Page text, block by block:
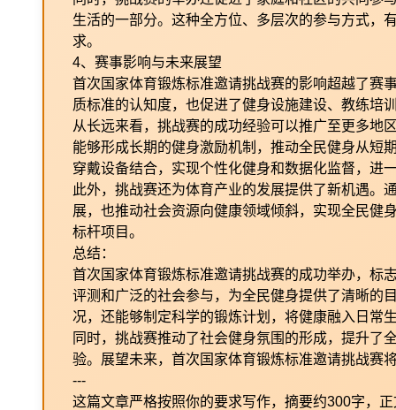
生活的一部分。这种全方位、多层次的参与方式，
求。
4、赛事影响与未来展望
首次国家体育锻炼标准邀请挑战赛的影响超越了赛
质标准的认知度，也促进了健身设施建设、教练培
从长远来看，挑战赛的成功经验可以推广至更多地
能够形成长期的健身激励机制，推动全民健身从短
穿戴设备结合，实现个性化健身和数据化监督，进
此外，挑战赛还为体育产业的发展提供了新机遇。
展，也推动社会资源向健康领域倾斜，实现全民健
标杆项目。
总结：
首次国家体育锻炼标准邀请挑战赛的成功举办，标
评测和广泛的社会参与，为全民健身提供了清晰的
况，还能够制定科学的锻炼计划，将健康融入日常
同时，挑战赛推动了社会健身氛围的形成，提升了
验。展望未来，首次国家体育锻炼标准邀请挑战赛
---
这篇文章严格按照你的要求写作，摘要约300字，